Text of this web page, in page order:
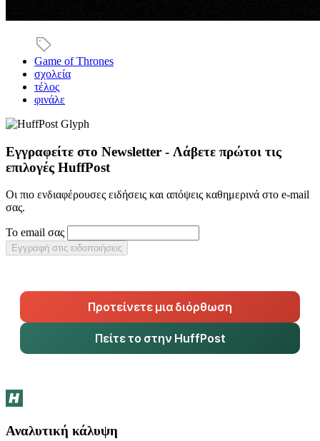
Game of Thrones
σχολεία
τέλος
φινάλε
Εγγραφείτε στο Newsletter - Λάβετε πρώτοι τις
επιλογές HuffPost
Οι πιο ενδιαφέρουσες ειδήσεις και απόψεις καθημερινά στο e-mail
σας.
Το email σας
Εγγραφή στις ειδοποιήσεις
Προτείνετε μια διόρθωση
Πείτε το στην HuffPost
Αναλυτική κάλυψη